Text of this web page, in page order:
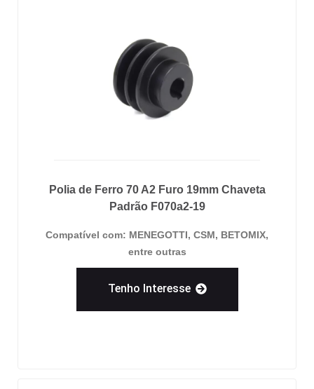
Polia de Ferro 70 A2 Furo 19mm Chaveta
Padrão F070a2-19
Compatível com: MENEGOTTI, CSM, BETOMIX,
entre outras
Tenho Interesse